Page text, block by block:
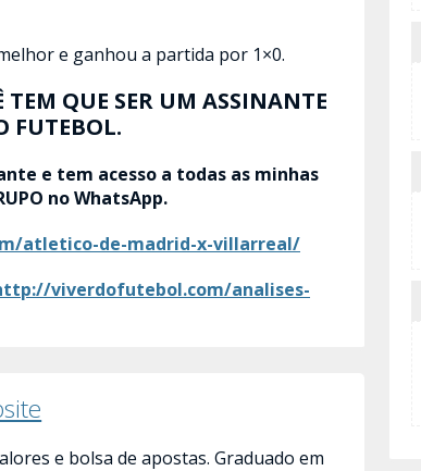
e ganhou a partida por 1×0.
QUE SER UM ASSINANTE
FUTEBOL.
e tem acesso a todas as minhas
no WhatsApp.
atletico-de-madrid-x-villarreal/
viverdofutebol.com/analises-
e bolsa de apostas. Graduado em